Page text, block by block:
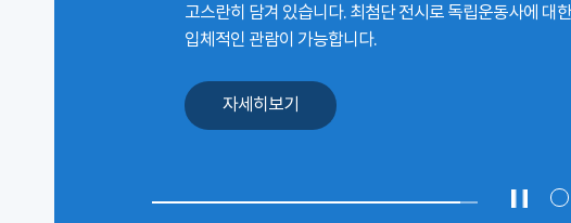
고스란히 담겨 있습니다. 최첨단 전시로 독립운동사에 대
입체적인 관람이 가능합니다.
자세히보기